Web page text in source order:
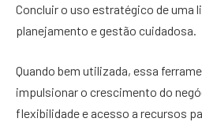
Concluir o uso estratégico de uma
planejamento e gestão cuidadosa.
Quando bem utilizada, essa
impulsionar o crescimento do
flexibilidade e acesso a recursos